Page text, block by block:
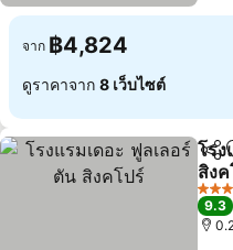
จาก ฿4,824
ดูราคาจาก 8 เว็บไซต์
แชร์
โรง
สิง
ดูรา
5 ดาว
9.3